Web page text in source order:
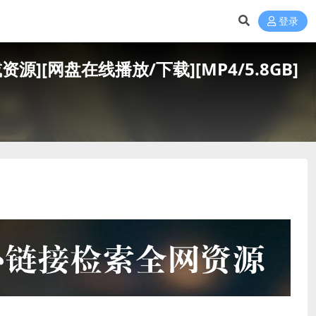
登录
源][网盘在线播放/下载][MP4/5.8GB]